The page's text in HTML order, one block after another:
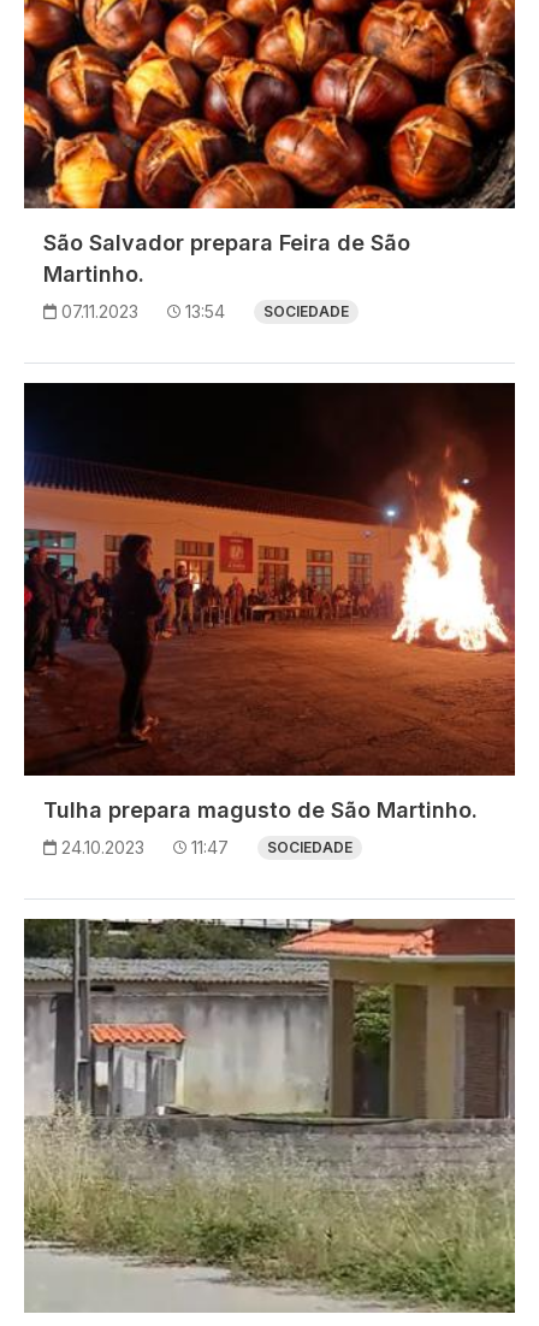
São Salvador prepara Feira de São
Martinho.
07.11.2023 13:54 SOCIEDADE
Tulha prepara magusto de São Martinho.
24.10.2023 11:47 SOCIEDADE
Imagem